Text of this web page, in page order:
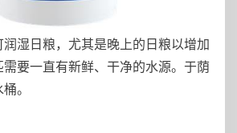
湿日粮，尤其是晚上的日粮以增加
需要一直有新鲜、干净的水源。于荫
。